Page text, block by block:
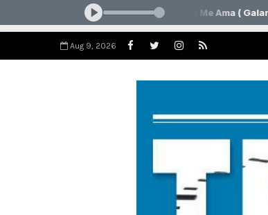
Aug 9, 2026